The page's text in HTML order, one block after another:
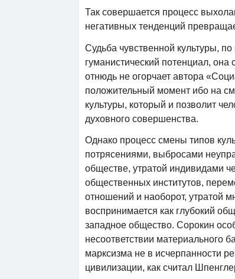
Так совершается процесс
негативных тенденций
Судьба чувственной культуры,
гуманистический потенциал, она
отнюдь не огорчает автора
положительный момент ибо на
культуры, который и позволит
духовного совершенства.
Однако процесс смены типов
потрясениями, выбросами
обществе, утратой индивидами
общественных институтов,
отношений и наоборот, утратой
воспринимается как глубокий
западное общество. Сорокин
несоответствии материального
марксизма не в исчерпанности
цивилизации, как считал